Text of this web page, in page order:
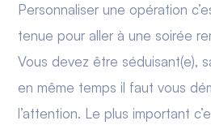
Personnaliser une opération
tenue pour aller à une soirée
Vous devez être séduisant(e),
en même temps il faut vous
l’attention. Le plus important